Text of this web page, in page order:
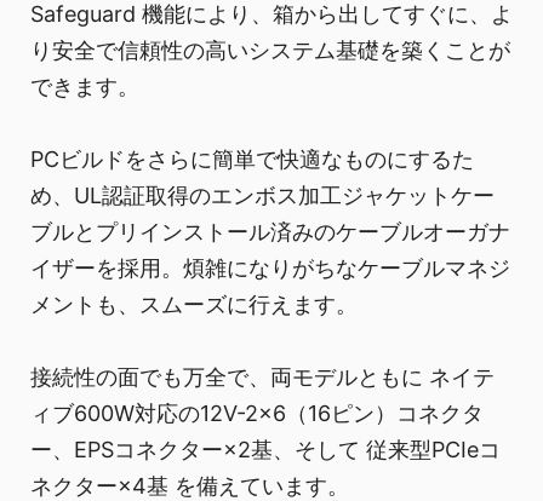
Safeguard 機能により、箱から出してすぐに、よ
り安全で信頼性の高いシステム基礎を築くことが
できます。
PCビルドをさらに簡単で快適なものにするた
め、UL認証取得のエンボス加工ジャケットケー
ブルとプリインストール済みのケーブルオーガナ
イザーを採用。煩雑になりがちなケーブルマネジ
メントも、スムーズに行えます。
接続性の面でも万全で、両モデルともに ネイテ
ィブ600W対応の12V-2×6（16ピン）コネクタ
ー、EPSコネクター×2基、そして 従来型PCIeコ
ネクター×4基 を備えています。